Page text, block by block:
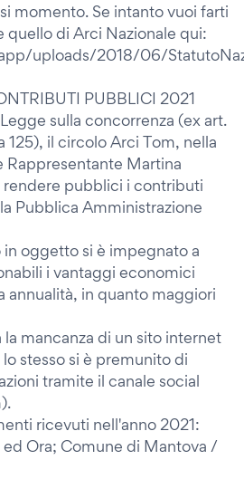
momento. Se intanto vuoi farti
quello di Arci Nazionale qui:
uploads/2018/06/
PUBBLICI 2021
sulla concorrenza (ex art.
125), il circolo Arci Tom, nella
Rappresentante Martina
rendere pubblici i contributi
Pubblica Amministrazione
in oggetto si è impegnato a
i vantaggi economici
annualità, in quanto maggiori
mancanza di un sito internet
stesso si è premunito di
tramite il canale social
ricevuti nell'anno 2021:
Ora; Comune di Mantova /